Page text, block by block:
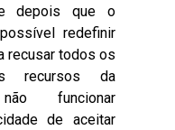
depois que o
redefinir
recusar todos os
recursos da
funcionar
de aceitar